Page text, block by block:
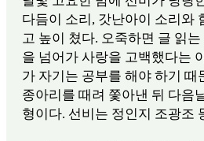
다듬이 소리, 갓난아이 소리와
고 높이 쳤다. 오죽하면 글 읽
을 넘어가 사랑을 고백했다는
가 자기는 공부를 해야 하기
종아리를 때려 쫓아낸 뒤 다음
형이다. 선비는 정인지 조광조